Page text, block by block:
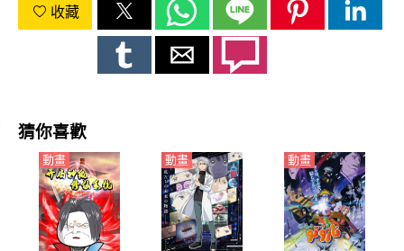
我能獲得超級神基因！
收藏
猜你喜歡
動畫 動畫 動畫